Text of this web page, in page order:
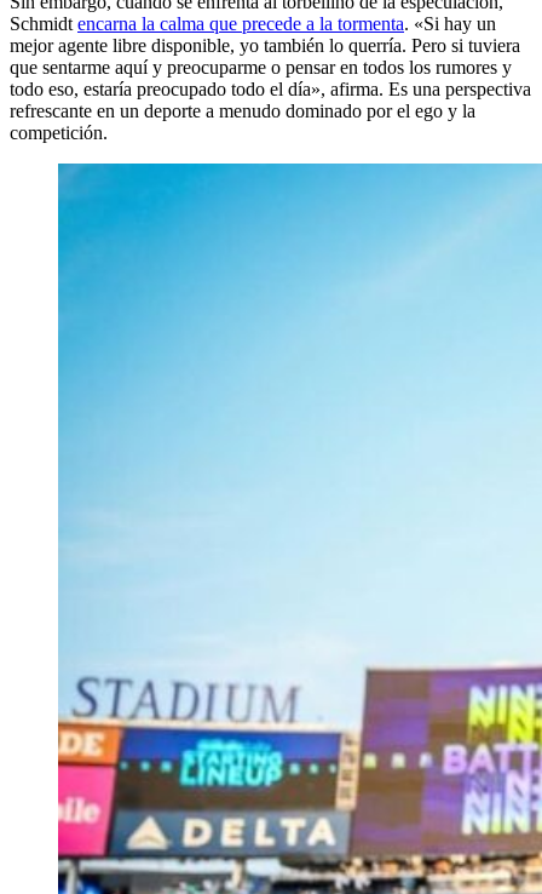
Schmidt encarna la calma que precede a la tormenta. «Si hay un
mejor agente libre disponible, yo también lo querría. Pero si tuviera
que sentarme aquí y preocuparme o pensar en todos los rumores y
todo eso, estaría preocupado todo el día», afirma. Es una perspectiva
refrescante en un deporte a menudo dominado por el ego y la
competición.